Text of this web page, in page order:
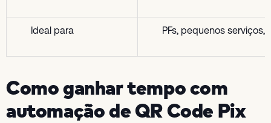
Ideal para PFs, pequenos serviços,
Como ganhar tempo com
automação de QR Code Pix